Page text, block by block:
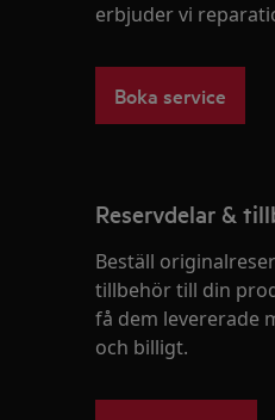
erbjuder vi
Boka service
Reservdelar &
Beställ
tillbehör till din
få dem levererade
och billigt.